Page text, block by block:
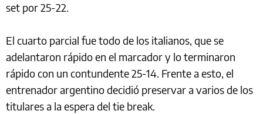
set por 25-22.
El cuarto parcial fue todo de los italianos, que se
adelantaron rápido en el marcador y lo terminaron
rápido con un contundente 25-14. Frente a esto, el
entrenador argentino decidió preservar a varios de los
titulares a la espera del tie break.